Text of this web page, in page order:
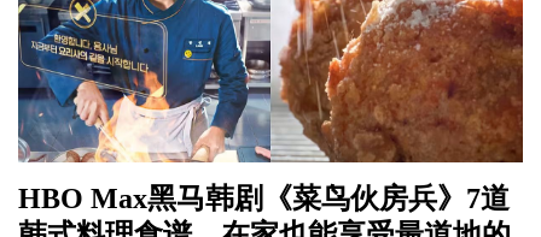
HBO Max黑马韩剧《菜鸟伙房兵》7道